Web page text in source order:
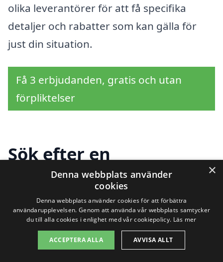
olika leverantörer för att få specifika
detaljer och rabatter som kan gälla för
just din situation.
Få 3 erbjudanden, gratis och utan
förpliktelser
Sök efter en
professionell för
magasinering i andra
städer nära
Trångsviken
×
Denna webbplats använder
cookies
Denna webbplats använder cookies för att förbättra
användarupplevelsen. Genom att använda vår webbplats samtycker
du till alla cookies i enlighet med vår cookiepolicy. Läs mer
ACCEPTERA ALLA AVVISA ALLT